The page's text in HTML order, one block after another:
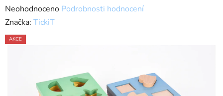
Průměrné
hodnocení
produktu
Neohodnoceno Podrobnosti hodnocení
Značka: TickiT
AKCE